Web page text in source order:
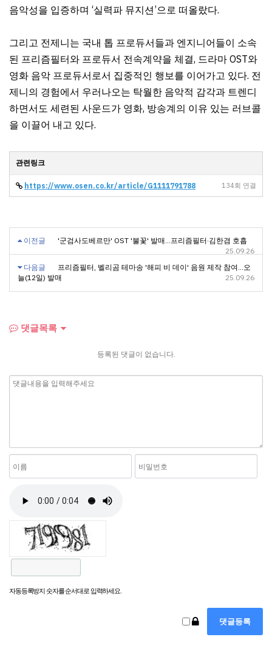
음악성을 입증하며 ‘실력파 뮤지션’으로 떠올랐다.
그리고 전제니는 국내 톱 프로듀서들과 엔지니어들이 소속
된 프리즘필터와 프로듀서 전속계약을 체결, 드라마 OST와
영화 음악 프로듀서로서 집중적인 행보를 이어가고 있다. 전
제니의 경험에서 우러나오는 탁월한 음악적 감각과 트렌디
하면서도 세련된 사운드가 영화, 방송계의 이유 있는 러브콜
을 이끌어 내고 있다.
관련링크
https://www.osen.co.kr/article/G1111791788 134회 연결
이전글
'군검사도베르만' OST '불꽃' 발매…프리즘필터·김한겸 호흡
25.09.26
다음글
프리즘필터, 벨리곰 테마송 '해피 비 데이' 음원 제작 참여...오
늘(12일) 발매
25.09.26
댓글목록
등록된 댓글이 없습니다.
자동등록방지 숫자를 순서대로 입력하세요.